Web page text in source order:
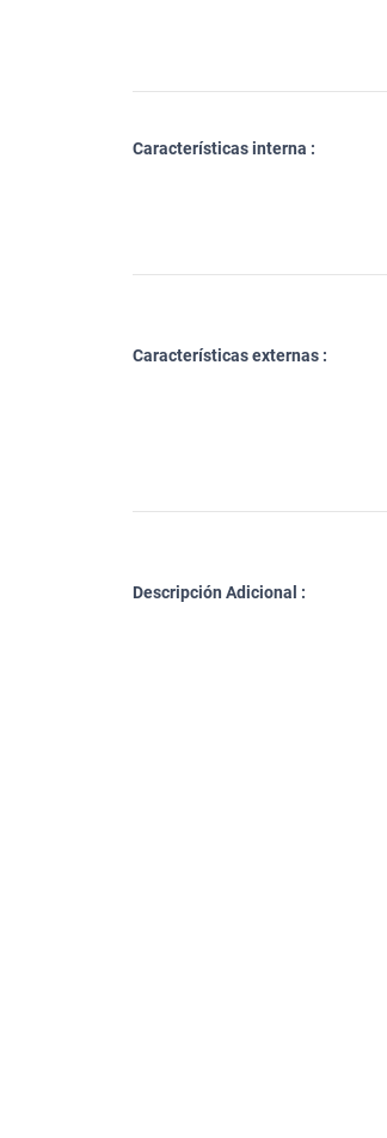
Características interna :
Características externas :
Descripción Adicional :